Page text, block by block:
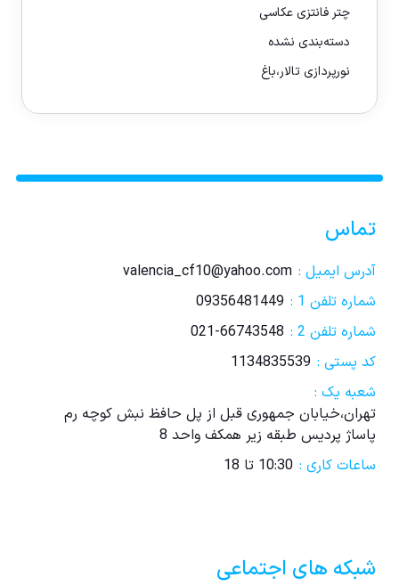
چتر فانتزی عکاسی
دسته‌بندی نشده
نورپردازی تالار،باغ
تماس
آدرس ایمیل : valencia_cf10@yahoo.com
شماره تلفن 1 :
09356481449
شماره تلفن 2 :
021-66743548
کد پستی : 1134835539
شعبه یک :
تهران،خیابان جمهوری قبل از پل حافظ نبش کوچه رم
پاساژ پردیس طبقه زیر همکف واحد 8
ساعات کاری : 10:30 تا 18
شبکه های اجتماعی